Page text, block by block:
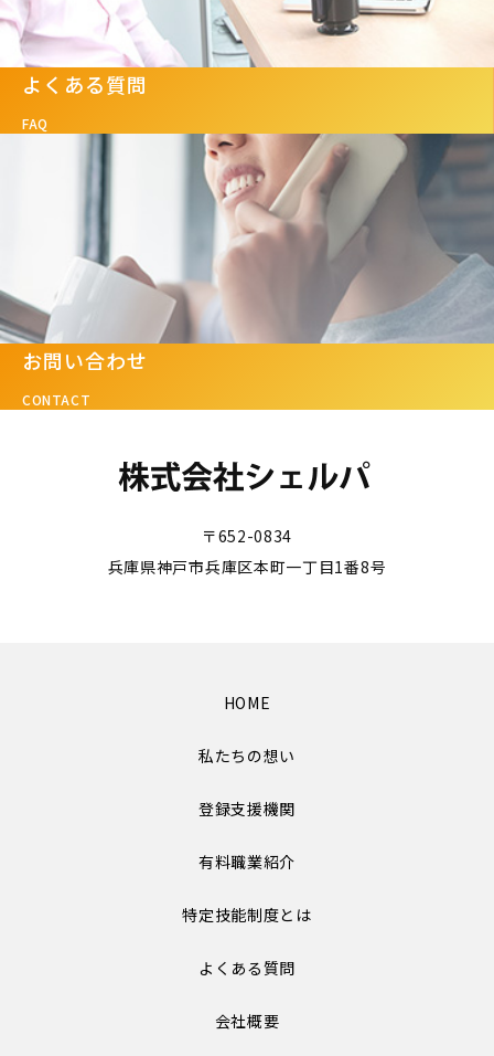
よくある質問
FAQ
お問い合わせ
CONTACT
〒652-0834
兵庫県神戸市兵庫区本町一丁目1番8号
HOME
私たちの想い
登録支援機関
有料職業紹介
特定技能制度とは
よくある質問
会社概要